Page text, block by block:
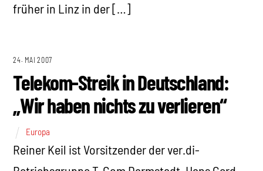
früher in Linz in der […]
24. MAI 2007
Telekom-Streik in Deutschland:
„Wir haben nichts zu verlieren“
Europa
Reiner Keil ist Vorsitzender der ver.di-